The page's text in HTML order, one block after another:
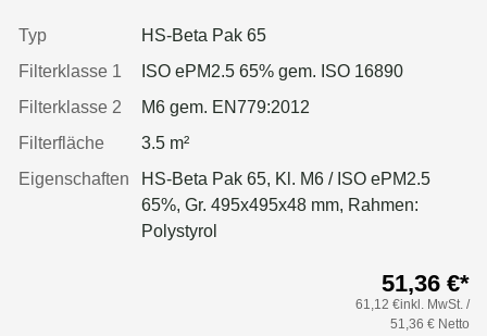
Typ
HS-Beta Pak 65
Filterklasse 1
ISO ePM2.5 65% gem. ISO 16890
Filterklasse 2
M6 gem. EN779:2012
Filterfläche
3.5 m²
Eigenschaften
HS-Beta Pak 65, Kl. M6 / ISO ePM2.5
65%, Gr. 495x495x48 mm, Rahmen:
Polystyrol
51,36 €*
61,12 €inkl. MwSt. /
51,36 € Netto